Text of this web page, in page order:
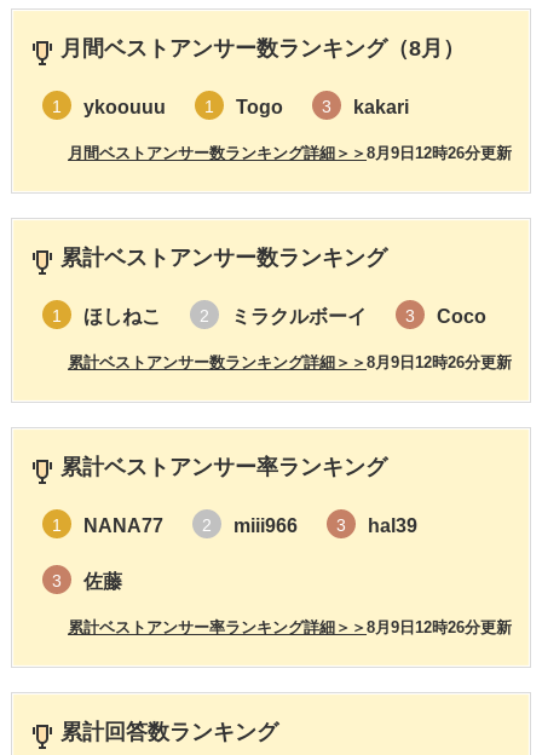
月間ベストアンサー数ランキング（8月）
1 ykoouuu 1 Togo 3 kakari
8月9日12時26分更新
月間ベストアンサー数ランキング詳細＞＞
累計ベストアンサー数ランキング
1 ほしねこ 2 ミラクルボーイ 3 Coco
8月9日12時26分更新
累計ベストアンサー数ランキング詳細＞＞
累計ベストアンサー率ランキング
1 NANA77 2 miii966 3 hal39
3 佐藤
8月9日12時26分更新
累計ベストアンサー率ランキング詳細＞＞
累計回答数ランキング